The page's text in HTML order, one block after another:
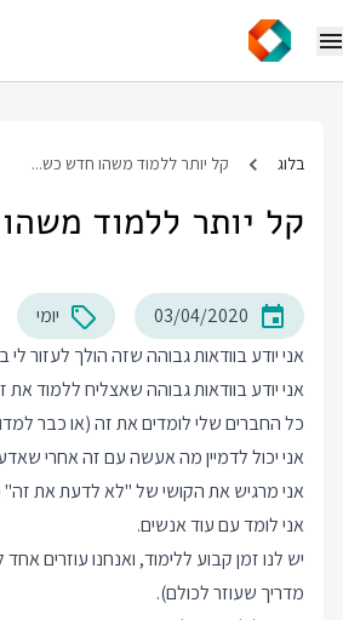
בלוג קל יותר ללמוד משהו חדש כש...
קל יותר ללמוד
03/04/2020
יומי
אני יודע בוודאות גבוהה שזה הולך לעזור לי
אני יודע בוודאות גבוהה שאצליח ללמוד את
כל החברים שלי לומדים את זה (או כבר
אני יכול לדמיין מה אעשה עם זה אחרי
אני מרגיש את הקושי של "לא לדעת את זה"
אני לומד עם עוד אנשים.
יש לנו זמן קבוע ללימוד, ואנחנו עוזרים
מדריך שעוזר לכולם).